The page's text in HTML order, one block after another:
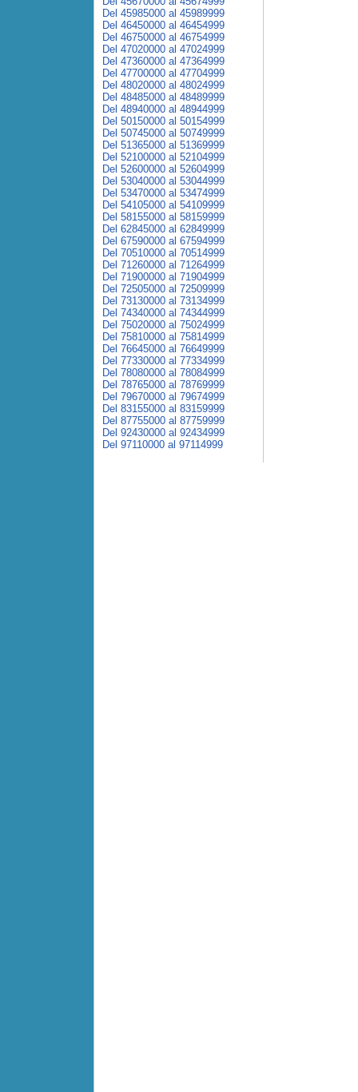
Del 45985000 al 45989999
Del 46450000 al 46454999
Del 46750000 al 46754999
Del 47020000 al 47024999
Del 47360000 al 47364999
Del 47700000 al 47704999
Del 48020000 al 48024999
Del 48485000 al 48489999
Del 48940000 al 48944999
Del 50150000 al 50154999
Del 50745000 al 50749999
Del 51365000 al 51369999
Del 52100000 al 52104999
Del 52600000 al 52604999
Del 53040000 al 53044999
Del 53470000 al 53474999
Del 54105000 al 54109999
Del 58155000 al 58159999
Del 62845000 al 62849999
Del 67590000 al 67594999
Del 70510000 al 70514999
Del 71260000 al 71264999
Del 71900000 al 71904999
Del 72505000 al 72509999
Del 73130000 al 73134999
Del 74340000 al 74344999
Del 75020000 al 75024999
Del 75810000 al 75814999
Del 76645000 al 76649999
Del 77330000 al 77334999
Del 78080000 al 78084999
Del 78765000 al 78769999
Del 79670000 al 79674999
Del 83155000 al 83159999
Del 87755000 al 87759999
Del 92430000 al 92434999
Del 97110000 al 97114999